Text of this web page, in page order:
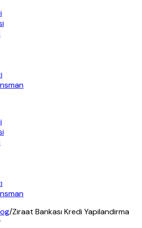
/Ziraat Bankası Kredi Yapilandirma